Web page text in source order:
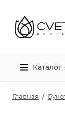
Каталог
Главная